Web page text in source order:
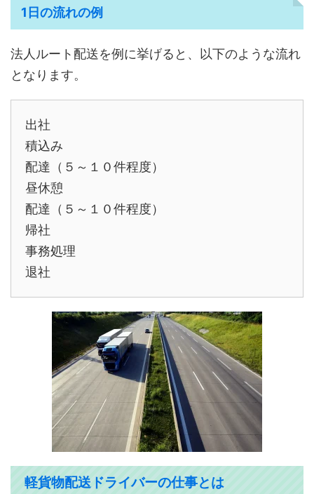
1日の流れの例
法人ルート配送を例に挙げると、以下のような流れ
となります。
出社
積込み
配達（５～１０件程度）
昼休憩
配達（５～１０件程度）
帰社
事務処理
退社
軽貨物配送ドライバーの仕事とは